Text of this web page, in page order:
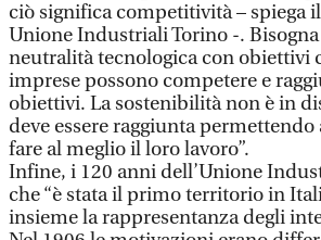
ciò significa competitività – spiega
Unione Industriali Torino -.
neutralità tecnologica con obiettivi
imprese possono competere e
obiettivi. La sostenibilità non è in
deve essere raggiunta
fare al meglio il loro lavoro”.
Infine, i 120 anni dell’Unione
che “è stata il primo territorio in
insieme la rappresentanza degli